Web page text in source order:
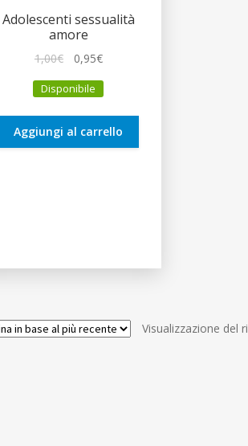
Adolescenti sessualità
amore
1,00€
originale
1,00€.
0,95€Il
attuale
0,95€.
Disponibile
Aggiungi al carrello
Visualizzazione del